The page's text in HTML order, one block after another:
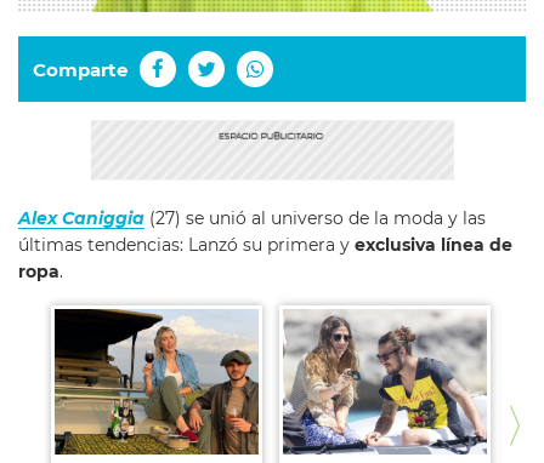
Comparte
Alex Caniggia (27) se unió al universo de la moda y las
últimas tendencias: Lanzó su primera y exclusiva línea de
ropa.